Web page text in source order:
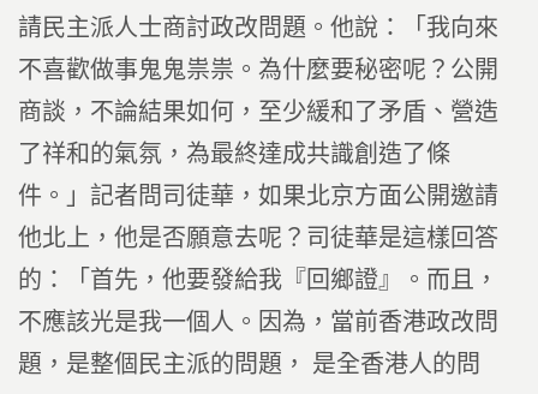
請民主派人士商討政改問題。他說：「我向來
不喜歡做事鬼鬼祟祟。為什麼要秘密呢？公開
商談，不論結果如何，至少緩和了矛盾、營造
了祥和的氣氛，為最終達成共識創造了條
件。」記者問司徒華，如果北京方面公開邀請
他北上，他是否願意去呢？司徒華是這樣回答
的：「首先，他要發給我『回鄉證』。而且，
不應該光是我一個人。因為，當前香港政改問
題，是整個民主派的問題， 是全香港人的問